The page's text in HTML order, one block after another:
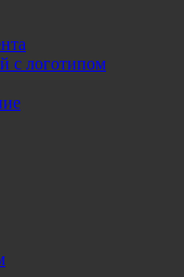
с логотипом